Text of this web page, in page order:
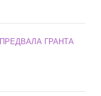
ГРАНТА